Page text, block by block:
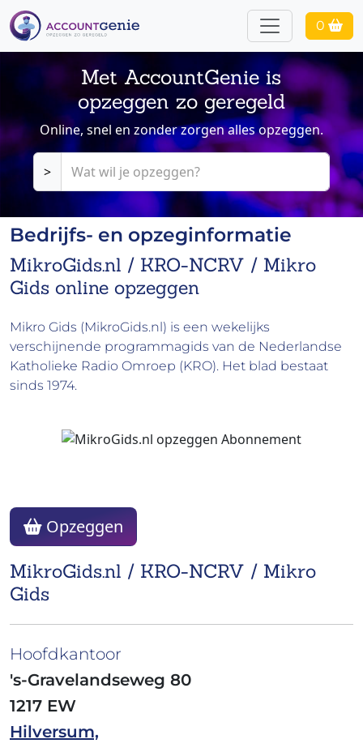
0
Met AccountGenie is
opzeggen zo geregeld
Online, snel en zonder zorgen alles opzeggen.
>
Bedrijfs- en opzeginformatie
MikroGids.nl / KRO-NCRV / Mikro
Gids online opzeggen
Mikro Gids (MikroGids.nl) is een wekelijks
verschijnende programmagids van de Nederlandse
Katholieke Radio Omroep (KRO). Het blad bestaat
sinds 1974.
MikroGids.nl / KRO-NCRV / Mikro
Gids
Opzeggen
Hoofdkantoor
's-Gravelandseweg 80
1217 EW
Hilversum,